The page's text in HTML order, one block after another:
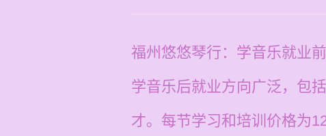
福州悠悠琴行：学音乐就业前
学音乐后就业方向广泛，包
才。每节学习和培训价格为